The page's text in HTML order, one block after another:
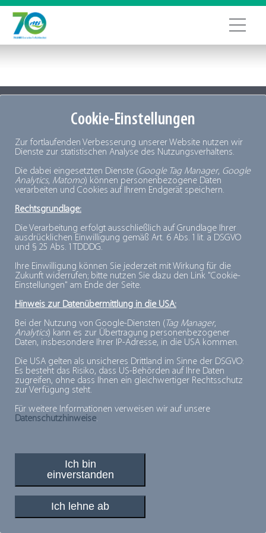
Cookie-Einstellungen
Zur fortlaufenden Verbesserung unserer Website nutzen wir
Dienste zur statistischen Analyse des Nutzungsverhaltens.
Die dabei eingesetzten Dienste (Google Tag Manager, Google
Analytics, Matomo) können personenbezogene Daten
verarbeiten und Cookies auf Ihrem Endgerät speichern.
Rechtsgrundlage:
Die Verarbeitung erfolgt ausschließlich auf Grundlage Ihrer
ausdrücklichen Einwilligung gemäß Art. 6 Abs. 1 lit. a DSGVO
und § 25 Abs. 1 TDDDG.
Ihre Einwilligung können Sie jederzeit mit Wirkung für die
Zukunft widerrufen; bitte nutzen Sie dazu den Link "Cookie-
Einstellungen" am Ende der Seite.
Hinweis zur Datenübermittlung in die USA:
Bei der Nutzung von Google-Diensten (Tag Manager,
Analytics) kann es zur Übertragung personenbezogener
Daten, insbesondere Ihrer IP-Adresse, in die USA kommen.
Die USA gelten als unsicheres Drittland im Sinne der DSGVO:
Es besteht das Risiko, dass US-Behörden auf Ihre Daten
zugreifen, ohne dass Ihnen ein gleichwertiger Rechtsschutz
zur Verfügung steht.
Für weitere Informationen verweisen wir auf unsere
Datenschutzhinweise.
Ich bin
einverstanden
Ich lehne ab
PLUSPUNKTE FÜR MINUSGRADE
© 2026, Deutsches Tiefkühlinstitut e.V.